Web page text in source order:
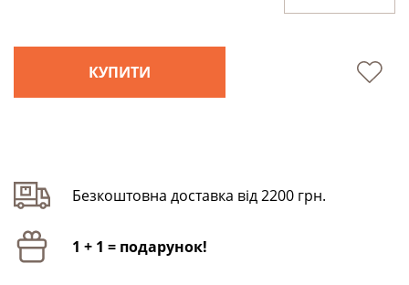
КУПИТИ
Безкоштовна доставка від 2200 грн.
1 + 1 = подарунок!